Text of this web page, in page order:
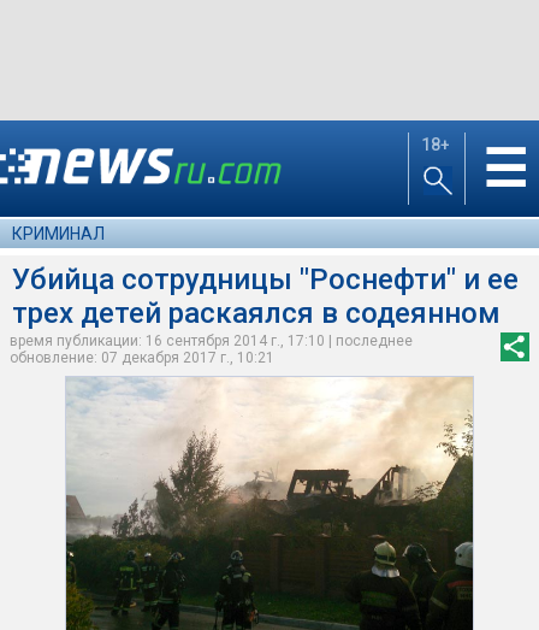
18+ ☰
КРИМИНАЛ
Убийца сотрудницы "Роснефти" и ее
трех детей раскаялся в содеянном
время публикации: 16 сентября 2014 г., 17:10 | последнее
обновление: 07 декабря 2017 г., 10:21